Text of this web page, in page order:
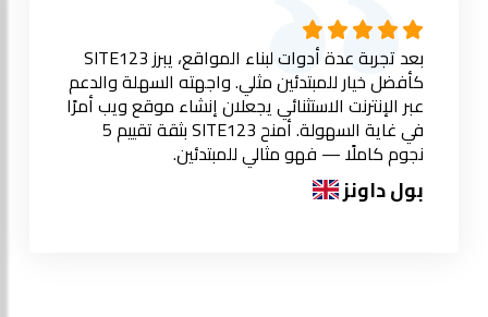
بعد تجربة عدة أدوات لبناء المواقع، يبرز SITE123
كأفضل خيار للمبتدئين مثلي. واجهته السهلة والدعم
عبر الإنترنت الاستثنائي يجعلان إنشاء موقع ويب أمرًا
في غاية السهولة. أمنح SITE123 بثقة تقييم 5
نجوم كاملًا — فهو مثالي للمبتدئين.
بول داونز